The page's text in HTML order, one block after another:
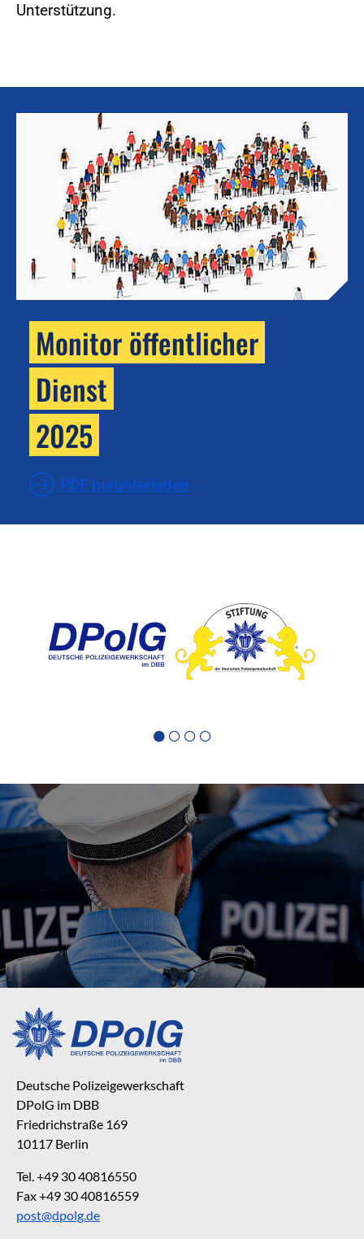
Unterstützung.
Monitor öffentlicher
Dienst
2025
PDF herunterladen
Deutsche Polizeigewerkschaft
DPolG im DBB
Friedrichstraße 169
10117 Berlin
Tel. +49 30 40816550
Fax +49 30 40816559
post@dpolg.de